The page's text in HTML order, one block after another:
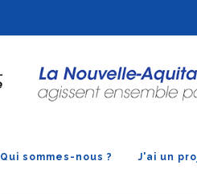
Qui sommes-nous ? J'ai un